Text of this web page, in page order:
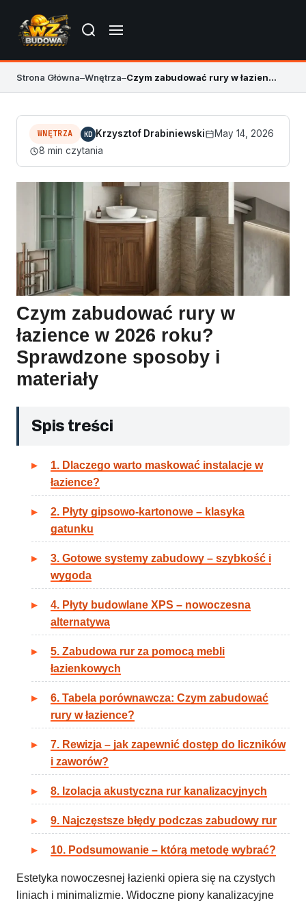
Strona Główna–Wnętrza– Czym zabudować rury w łazience
WNĘTRZA KD Krzysztof Drabiniewski
May 14, 2026
8 min czytania
Czym zabudować rury w
łazience w 2026 roku?
Sprawdzone sposoby i
materiały
Spis treści
1. Dlaczego warto maskować instalacje w
łazience?
2. Płyty gipsowo-kartonowe – klasyka
gatunku
3. Gotowe systemy zabudowy – szybkość i
wygoda
4. Płyty budowlane XPS – nowoczesna
alternatywa
5. Zabudowa rur za pomocą mebli
łazienkowych
6. Tabela porównawcza: Czym zabudować
rury w łazience?
7. Rewizja – jak zapewnić dostęp do liczników
i zaworów?
8. Izolacja akustyczna rur kanalizacyjnych
9. Najczęstsze błędy podczas zabudowy rur
10. Podsumowanie – którą metodę wybrać?
Estetyka nowoczesnej łazienki opiera się na czystych
liniach i minimalizmie. Widoczne piony kanalizacyjne